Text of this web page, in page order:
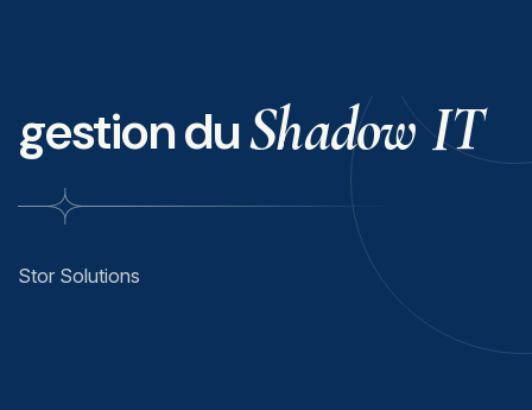
gestion duShadow IT
Stor Solutions